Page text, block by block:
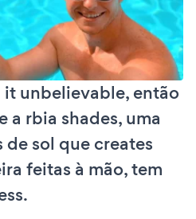
unbelievable, então
a rbia shades, uma
sol que creates
feitas à mão, tem